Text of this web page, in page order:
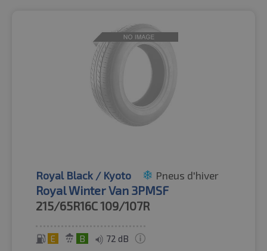
Royal Black / Kyoto Pneus d'hiver
Royal Winter Van 3PMSF
215/65R16C109/107R
E B 72 dB